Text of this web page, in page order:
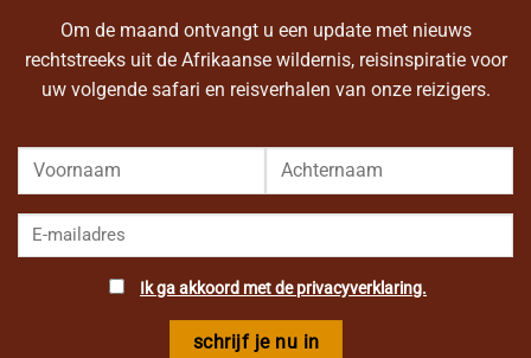
Om de maand ontvangt u een update met nieuws
rechtstreeks uit de Afrikaanse wildernis, reisinspiratie voor
uw volgende safari en reisverhalen van onze reizigers.
Ik ga akkoord met de privacyverklaring.